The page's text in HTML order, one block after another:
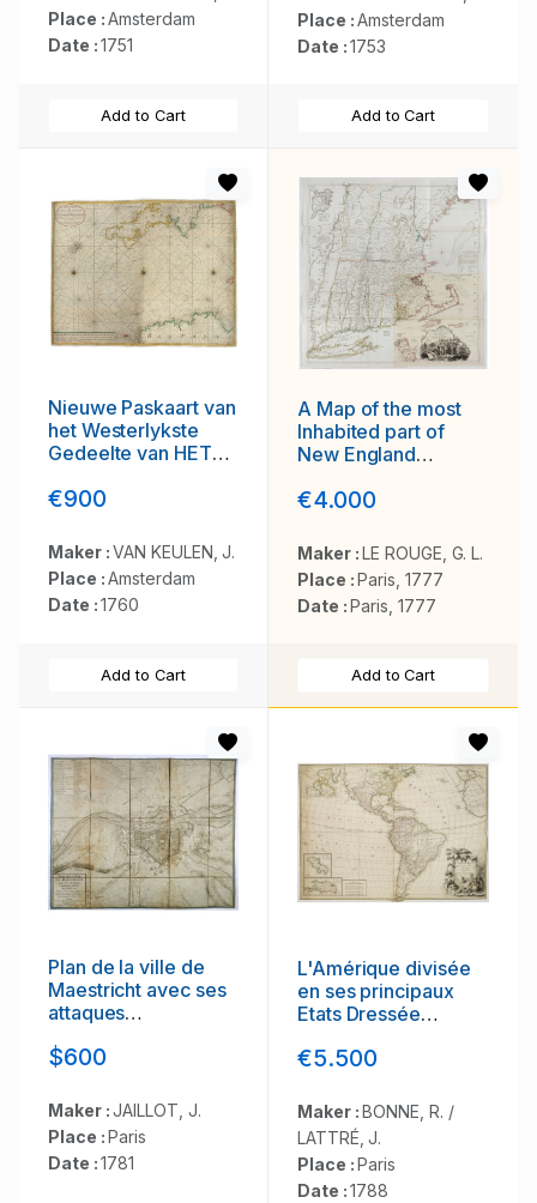
Place :Amsterdam
Date :1751
Add to Cart
Arabische Kust. . .
Place :Amsterdam
Date :1753
Add to Cart
Nieuwe Paskaart van
het Westerlykste
Gedeelte van HET
aan de ENGELSCHE
tot de Sorlinges. . .
€900
Maker :VAN KEULEN, J.
Place :Amsterdam
Date :1760
Add to Cart
A Map of the most
Inhabited part of
New England
Provinces of
and New Hampshire,
with the Colonies of
Connecticut and
Rhode Island.
€4.000
Maker :LE ROUGE, G. L.
Place :Paris, 1777
Date :Paris, 1777
Add to Cart
Plan de la ville de
Maestricht avec ses
attaques
le maréchal de Saxe,
jusqu'au 3 may 1748
. . .
$600
Maker :JAILLOT, J.
Place :Paris
Date :1781
L'Amérique divisée
en ses principaux
Etats Dressée
de Mr. Bonne
€5.500
Maker :BONNE, R. /
LATTRÉ, J.
Place :Paris
Date :1788